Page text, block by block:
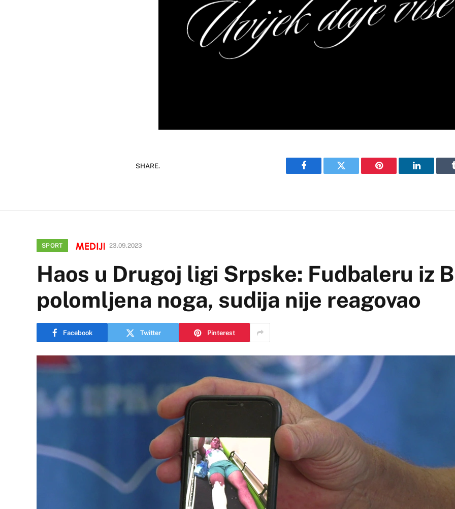
SHARE.
Facebook Twitter Pinterest LinkedIn
SPORT 23.09.2023
Haos u Drugoj ligi Srpske: Fudbaleru iz
polomljena noga, sudija nije reagovao
Facebook Twitter Pinterest